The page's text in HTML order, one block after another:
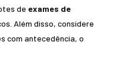
de exames de
Além disso, considere
com antecedência, o